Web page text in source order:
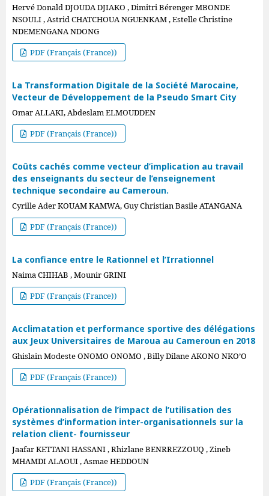
Hervé Donald DJOUDA DJIAKO , Dimitri Bérenger MBONDE
NSOULI , Astrid CHATCHOUA NGUENKAM , Estelle Christine
NDEMENGANA NDONG
PDF (Français (France))
La Transformation Digitale de la Société Marocaine,
Vecteur de Développement de la Pseudo Smart City
Omar ALLAKI, Abdeslam ELMOUDDEN
PDF (Français (France))
Coûts cachés comme vecteur d’implication au travail
des enseignants du secteur de l’enseignement
technique secondaire au Cameroun.
Cyrille Ader KOUAM KAMWA, Guy Christian Basile ATANGANA
PDF (Français (France))
La confiance entre le Rationnel et l’Irrationnel
Naima CHIHAB , Mounir GRINI
PDF (Français (France))
Acclimatation et performance sportive des délégations
aux Jeux Universitaires de Maroua au Cameroun en 2018
Ghislain Modeste ONOMO ONOMO , Billy Dilane AKONO NKO’O
PDF (Français (France))
Opérationnalisation de l’impact de l’utilisation des
systèmes d’information inter-organisationnels sur la
relation client- fournisseur
Jaafar KETTANI HASSANI , Rhizlane BENRREZZOUQ , Zineb
MHAMDI ALAOUI , Asmae HEDDOUN
PDF (Français (France))